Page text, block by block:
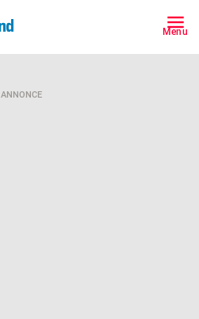
Menu
ANNONCE